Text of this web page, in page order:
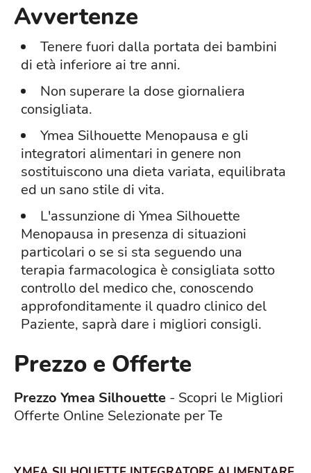
Avvertenze
Tenere fuori dalla portata dei bambini
di età inferiore ai tre anni.
Non superare la dose giornaliera
consigliata.
Ymea Silhouette Menopausa e gli
integratori alimentari in genere non
sostituiscono una dieta variata, equilibrata
ed un sano stile di vita.
L'assunzione di Ymea Silhouette
Menopausa in presenza di situazioni
particolari o se si sta seguendo una
terapia farmacologica è consigliata sotto
controllo del medico che, conoscendo
approfonditamente il quadro clinico del
Paziente, saprà dare i migliori consigli.
Prezzo e Offerte
Prezzo Ymea Silhouette - Scopri le Migliori
Offerte Online Selezionate per Te